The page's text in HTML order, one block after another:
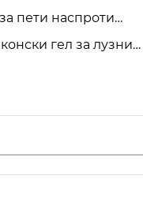
пети наспроти
гел за лузни